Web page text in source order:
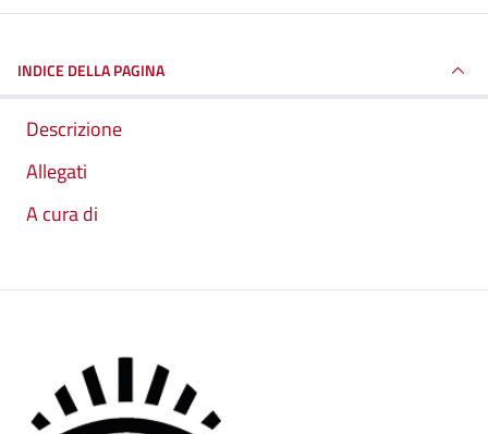
INDICE DELLA PAGINA
Descrizione
Allegati
A cura di